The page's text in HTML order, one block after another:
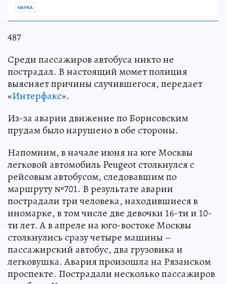
НАУКА
487
Среди пассажиров автобуса никто не
пострадал. В настоящий момет полиция
выясняет причины случившегося, передает
«Интерфакс».
Из-за аварии движение по Борисовским
прудам было нарушено в обе стороны.
Напомним, в начале июня на юге Москвы
легковой автомобиль Peugeot столкнулся с
рейсовым автобусом, следовавшим по
маршруту №701. В результате аварии
пострадали три человека, находившиеся в
иномарке, в том числе две девочки 16-ти и 10-
ти лет. А в апреле на юго-востоке Москвы
столкнулись сразу четыре машины –
пассажирский автобус, два грузовика и
легковушка. Авария произошла на Рязанском
проспекте. Пострадали несколько пассажиров